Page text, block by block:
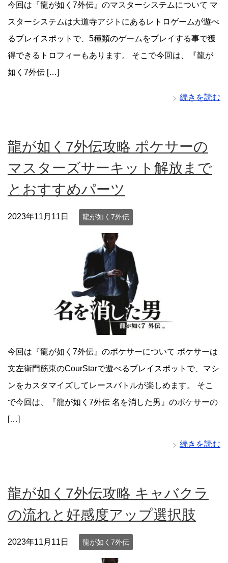
今回は『龍が如く7外伝』のマスターシステムについて マ
スターシステムは大道寺アジトにあるレトロゲームが遊べ
るプレイスポットで、5種類のゲームをプレイする事で獲
得できるトロフィーもあります。 そこで今回は、『龍が
如く7外伝 […]
続きを読む
龍が如く7外伝攻略 ポケサーの
マスターズサーキット解放まで
とおすすめパーツ
2023年11月11日 龍が如く7外伝
今回は『龍が如く7外伝』のポケサーについて ポケサーは
文左衛門筋東のCourStarで遊べるプレイスポットで、マシ
ンをカスタマイズしてレースバトルが楽しめます。 そこ
で今回は、『龍が如く7外伝 名を消した男』のポケサーの
[…]
続きを読む
龍が如く7外伝攻略 キャバクラ
の流れと好感度アップ選択肢
2023年11月11日 龍が如く7外伝